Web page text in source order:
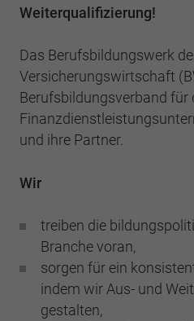
Weiterqualifizierung!
Das Berufsbildungswerk
Versicherungswirtschaft
Berufsbildungsverband für
und ihre Partner.
Wir
treiben die
Branche voran,
sorgen für ein
indem wir Aus- und
gestalten,
generierte ID,
Einstellungen,
dies eingestellt
fe_typo3_user
Zweck
Anmeldung
Zweck
Sammelt
eine Website
den ersten und
Analytics
Name
Laufzeit 1 Tag
Zweck
Registriert eine